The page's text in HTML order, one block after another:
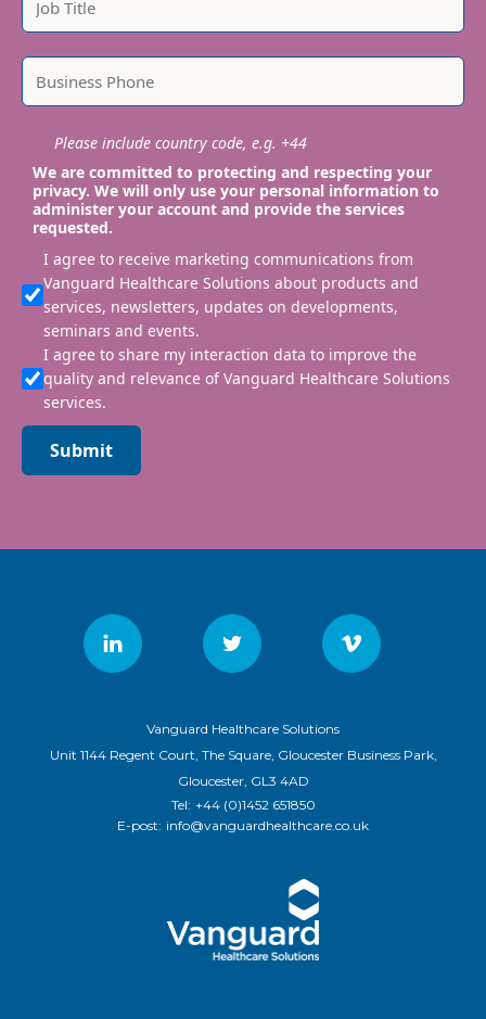
Please include country code, e.g. +44
We are committed to protecting and respecting your
privacy. We will only use your personal information to
administer your account and provide the services
requested.
I agree to receive marketing communications from
Vanguard Healthcare Solutions about products and
services, newsletters, updates on developments,
seminars and events.
I agree to share my interaction data to improve the
quality and relevance of Vanguard Healthcare Solutions
services.
Submit
Vanguard Healthcare Solutions
Unit 1144 Regent Court, The Square, Gloucester Business Park,
Gloucester, GL3 4AD
Tel: +44 (0)1452 651850
E-post: info@vanguardhealthcare.co.uk